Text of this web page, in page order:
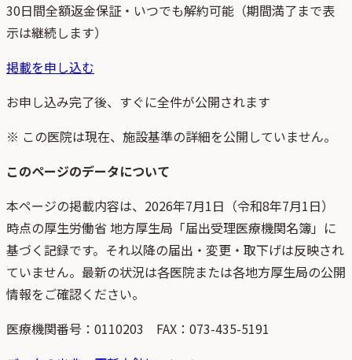
30日間全額返金保証・いつでも解約可能（期間満了まで表
示は継続します）
掲載を申し込む
お申し込み完了後、すぐに全件が公開されます
※ この医院は現在、施設基準の詳細を公開していません。
このページのデータについて
本ページの掲載内容は、 2026年7月1日 （令和8年7月1日）
時点の厚生労働省 地方厚生局「届出受理医療機関名簿」 に
基づく記録です。それ以降の届出・変更・取下げは反映され
ていません。最新の状況は各医院または各地方厚生局の公開
情報をご確認ください。
医療機関番号： 0110203 FAX：073-435-5191